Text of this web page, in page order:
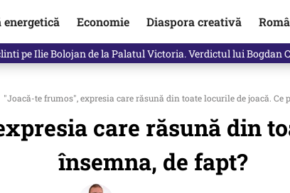
energetică Economie Diaspora creativă
pe Ilie Bolojan de la Palatul Victoria. Verdictul lui Bogdan
"Joacă-te frumos", expresia care răsună din toate locurile de joacă. Ce
care răsună din
însemna, de fapt?